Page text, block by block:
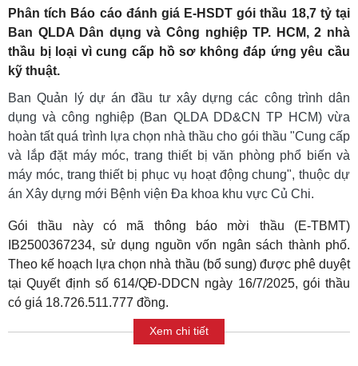
Phân tích Báo cáo đánh giá E-HSDT gói thầu 18,7 tỷ tại
Ban QLDA Dân dụng và Công nghiệp TP. HCM, 2 nhà
thầu bị loại vì cung cấp hồ sơ không đáp ứng yêu cầu
kỹ thuật.
Ban Quản lý dự án đầu tư xây dựng các công trình dân
dụng và công nghiệp (Ban QLDA DD&CN TP HCM) vừa
hoàn tất quá trình lựa chọn nhà thầu cho gói thầu "Cung cấp
và lắp đặt máy móc, trang thiết bị văn phòng phổ biến và
máy móc, trang thiết bị phục vụ hoạt động chung", thuộc dự
án Xây dựng mới Bệnh viện Đa khoa khu vực Củ Chi.
Gói thầu này có mã thông báo mời thầu (E-TBMT)
IB2500367234, sử dụng nguồn vốn ngân sách thành phố.
Theo kế hoạch lựa chọn nhà thầu (bổ sung) được phê duyệt
tại Quyết định số 614/QĐ-DDCN ngày 16/7/2025, gói thầu
có giá 18.726.511.777 đồng.
Xem chi tiết